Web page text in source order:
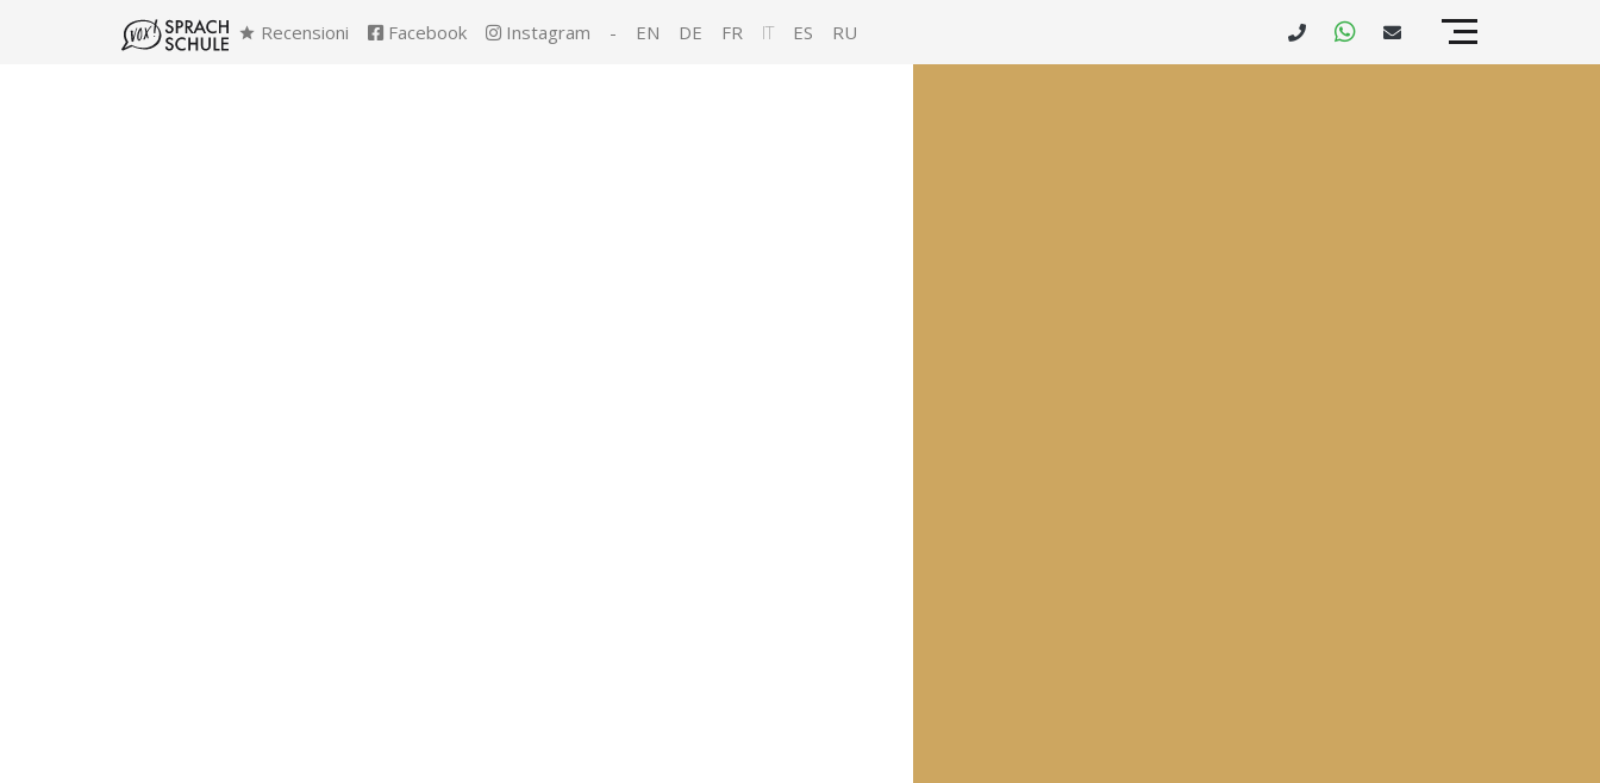
Recensioni Facebook Instagram - EN DE FR IT ES RU